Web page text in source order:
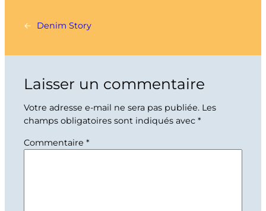
← Denim Story
Laisser un commentaire
Votre adresse e-mail ne sera pas publiée. Les
champs obligatoires sont indiqués avec *
Commentaire *